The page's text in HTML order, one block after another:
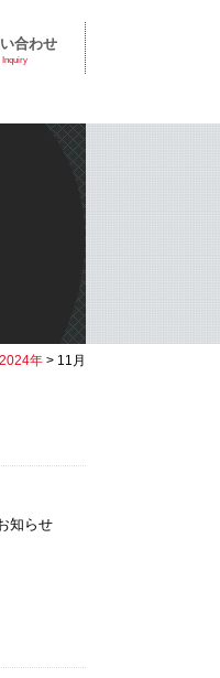
合わせ
Inquiry
2024年 > 11月
知らせ